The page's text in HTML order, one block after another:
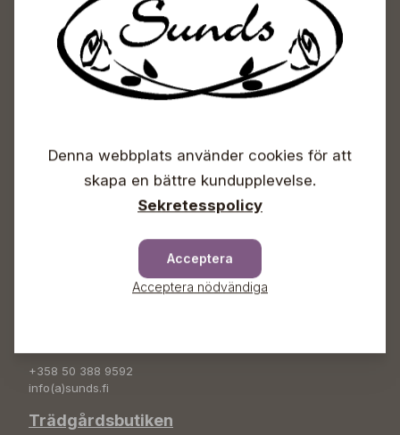
Sunds Trädgårdscenter
Öppet
Vardagar 09-18
Info & växel
+358 50 388 9592
+358 50 388 9592
info(a)sunds.fi
Trädgårdsbutiken
Denna webbplats använder cookies för att
skapa en bättre kundupplevelse.
Sekretesspolicy
Acceptera
Acceptera nödvändiga